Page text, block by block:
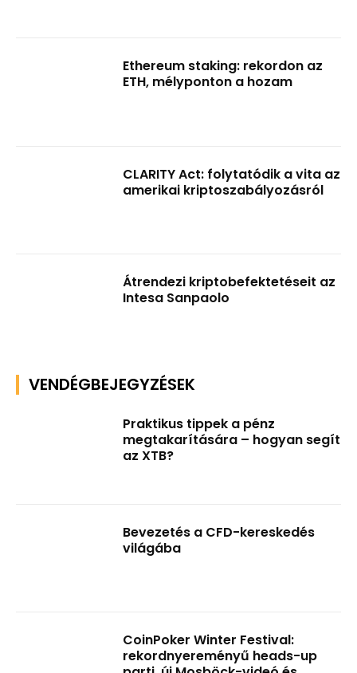
Ethereum staking: rekordon az
ETH, mélyponton a hozam
CLARITY Act: folytatódik a vita az
amerikai kriptoszabályozásról
Átrendezi kriptobefektetéseit az
Intesa Sanpaolo
VENDÉGBEJEGYZÉSEK
Praktikus tippek a pénz
megtakarítására – hogyan segít
az XTB?
Bevezetés a CFD-kereskedés
világába
CoinPoker Winter Festival:
rekordnyereményű heads-up